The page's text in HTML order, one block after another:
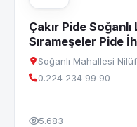
Çakır Pide
Sırameşeler Pide
Soğanlı Mahallesi
0.224 234 99 90
5.683